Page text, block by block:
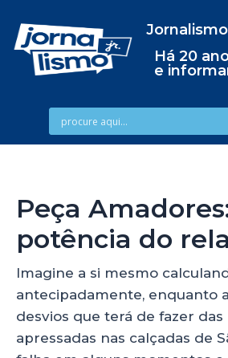
Há 20
e
Peça
potência do
Imagine a si mesmo
antecipadamente, enquanto
desvios que terá de fazer
apressadas nas calçadas de